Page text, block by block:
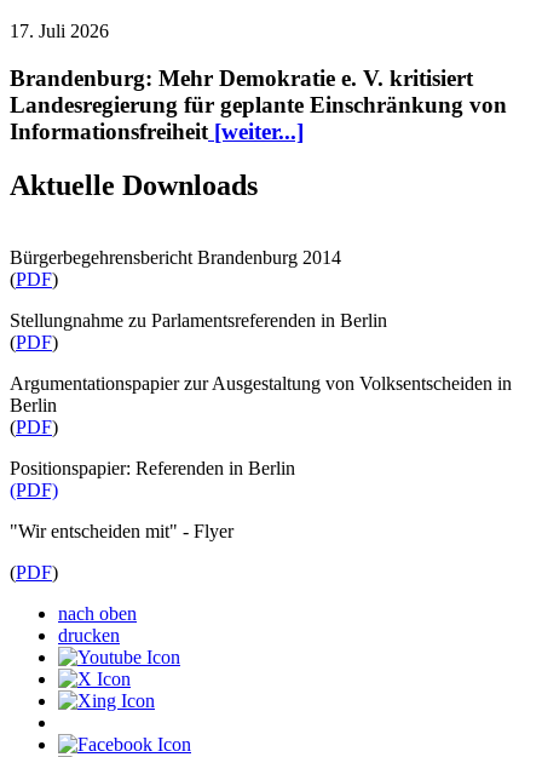
17. Juli 2026
Brandenburg: Mehr Demokratie e. V. kritisiert
Landesregierung für geplante Einschränkung von
Informationsfreiheit [weiter...]
Aktuelle Downloads
Bürgerbegehrensbericht Brandenburg 2014
(PDF)
Stellungnahme zu Parlamentsreferenden in Berlin
(PDF)
Argumentationspapier zur Ausgestaltung von Volksentscheiden in
Berlin
(PDF)
Positionspapier: Referenden in Berlin
(PDF)
"Wir entscheiden mit" - Flyer
(PDF)
nach oben
drucken